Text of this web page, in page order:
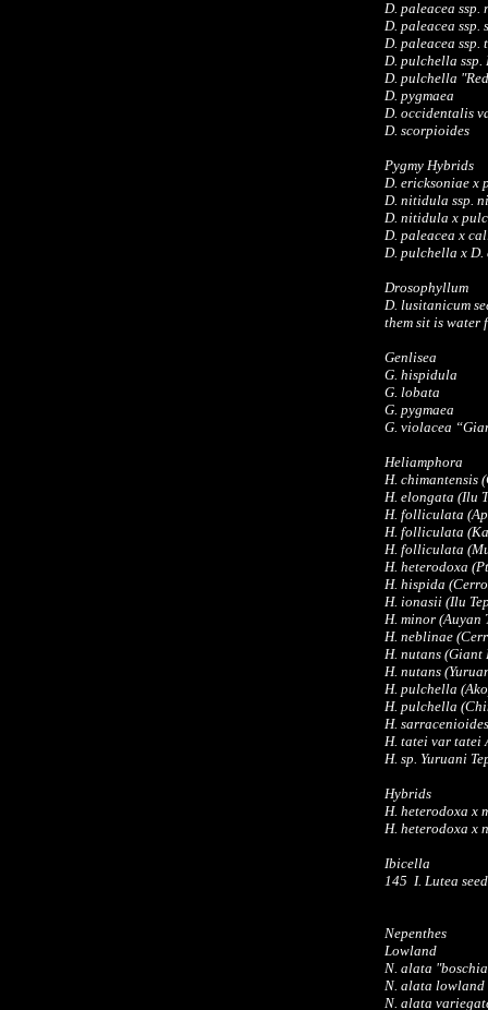
D. paleacea ssp.
D. paleacea
D. paleacea
D. pulchella ssp.
D. pulchella
D. pygmaea
D. occidentalis
D. scorpioides
Pygmy Hybrids
D. ericksoniae x
D. nitidula ssp.
D. nitidula x
D. paleacea x
D. pulchella x D.
Drosophyllum
D. lusitanicum
them sit is water
Genlisea
G. hispidula
G. lobata
G. pygmaea
G. violacea
Heliamphora
H. chimantensis
H. elongata (Ilu
H. folliculata
H. folliculata
H. folliculata
H. heterodoxa
H. hispida
H. ionasii (Ilu
H. minor (Auyan
H. neblinae
H. nutans (Giant
H. nutans
H. pulchella
H. pulchella
H.
H. tatei var tatei
H. sp. Yuruani
Hybrids
H. heterodoxa x
H. heterodoxa x
Ibicella
145 I. Lutea
Nepenthes
Lowland
N. alata
N. alata lowland
N. alata